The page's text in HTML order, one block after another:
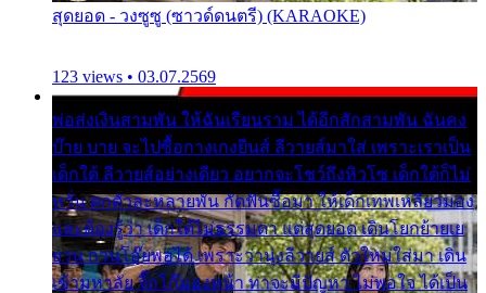
สุดยอด - วงซูซู (ซาวด์ดนตรี) (KARAOKE)
123 views • 03.07.2569
พ่อส่งเงินสามพัน ให้ฉันเรียนราม ได้อีกสักสามพัน ฉันคง
บ๊าย บาย จะไปซื้อกางเกงยีนส์ ลีวายส์มาใส่ เพราะเราเป็น
เด็กใต้ ลีวายส์อย่างเดียว อยากจะโชว์ถึงหิวโซ เด็กใต้ก็ไม่
หวั่น ตกตัวละหลายพัน กัดฟันซื้อมา ให้เด็กเทพเหลียวมอง
และต้องรู้ว่า เด็กใต้ไม่ธรรมดา แต่สุดยอด เดินโยกย้ายเย
ยวน กวนโอ๊ยพอได้ เพราะว่านุ่งลีวายส์ ตัวใหม่ใส่มา เดิน
เข้ามหาลัย จิ๊กโก๊มองหน้า ท่าจะมีปัญหา ไม่พอใจ ได้เป็น